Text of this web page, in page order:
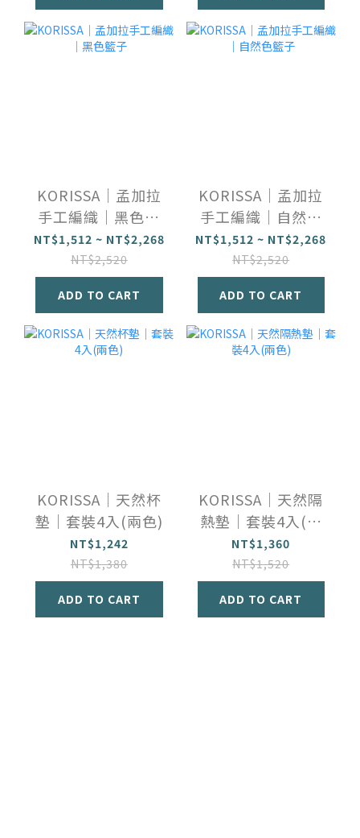
KORISSA｜孟加拉
手工編織｜黑色籃
子
NT$1,512 ~ NT$2,268
NT$2,520
ADD TO CART
KORISSA｜孟加拉
手工編織｜自然色
籃子
NT$1,512 ~ NT$2,268
NT$2,520
ADD TO CART
KORISSA｜天然杯
墊｜套裝4入(兩色)
NT$1,242
NT$1,380
ADD TO CART
KORISSA｜天然隔
熱墊｜套裝4入(兩
色)
NT$1,360
NT$1,520
ADD TO CART